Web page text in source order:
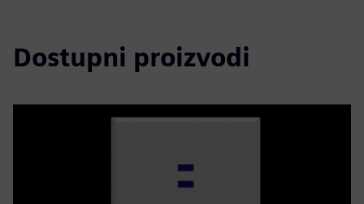
Dostupni proizvodi